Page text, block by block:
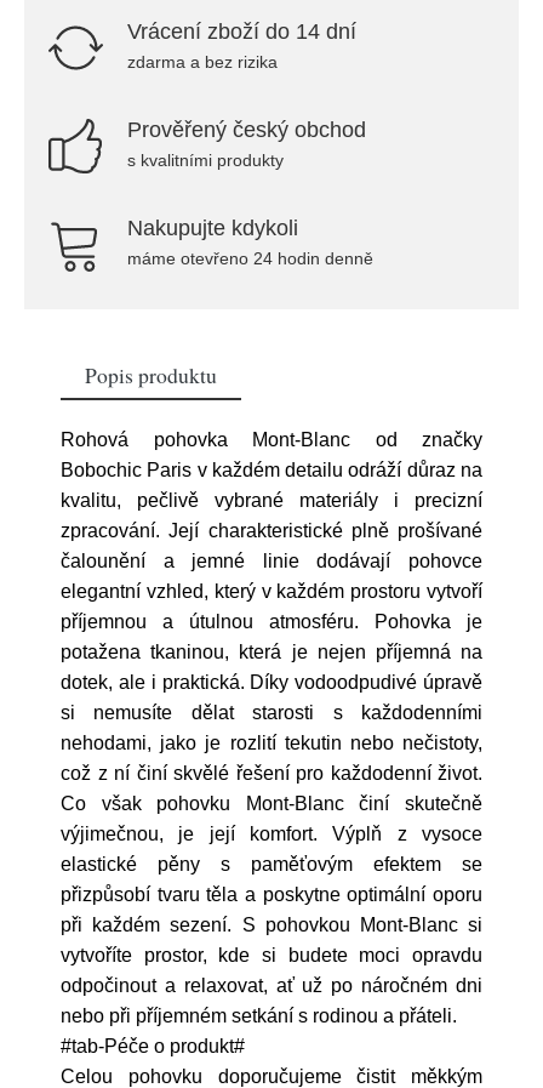
Vrácení zboží do 14 dní
zdarma a bez rizika
Prověřený český obchod
s kvalitními produkty
Nakupujte kdykoli
máme otevřeno 24 hodin denně
Popis produktu
Rohová pohovka Mont-Blanc od značky
Bobochic Paris v každém detailu odráží důraz na
kvalitu, pečlivě vybrané materiály i precizní
zpracování. Její charakteristické plně prošívané
čalounění a jemné linie dodávají pohovce
elegantní vzhled, který v každém prostoru vytvoří
příjemnou a útulnou atmosféru. Pohovka je
potažena tkaninou, která je nejen příjemná na
dotek, ale i praktická. Díky vodoodpudivé úpravě
si nemusíte dělat starosti s každodenními
nehodami, jako je rozlití tekutin nebo nečistoty,
což z ní činí skvělé řešení pro každodenní život.
Co však pohovku Mont-Blanc činí skutečně
výjimečnou, je její komfort. Výplň z vysoce
elastické pěny s paměťovým efektem se
přizpůsobí tvaru těla a poskytne optimální oporu
při každém sezení. S pohovkou Mont-Blanc si
vytvoříte prostor, kde si budete moci opravdu
odpočinout a relaxovat, ať už po náročném dni
nebo při příjemném setkání s rodinou a přáteli.
#tab-Péče o produkt#
Celou pohovku doporučujeme čistit měkkým